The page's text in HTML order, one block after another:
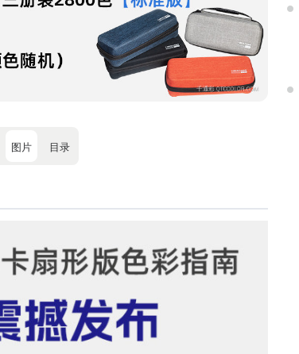
图片 目录